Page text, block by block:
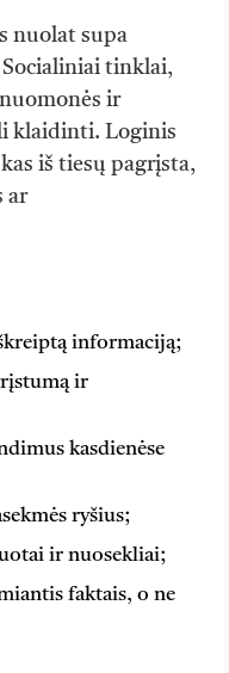
nuolat supa
tinklai,
ir
klaidinti. Loginis
iš tiesų pagrįsta,
ar
informaciją;
ir
kasdienėse
ryšius;
ir nuosekliai;
faktais, o ne